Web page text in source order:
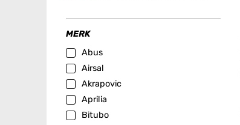
MERK
Abus
Airsal
Akrapovic
Aprilia
Bitubo